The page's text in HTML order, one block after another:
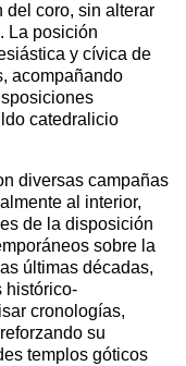
del coro, sin alterar
La posición
y cívica de
acompañando
catedralicio
diversas campañas
al interior,
de la disposición
sobre la
últimas décadas,
histórico-
cronologías,
su
templos góticos